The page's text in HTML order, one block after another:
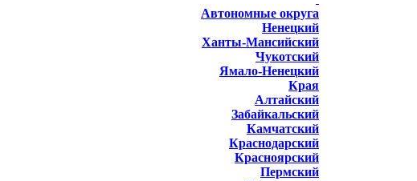
Автономные округа
Ненецкий
Ханты-Мансийский
Чукотский
Ямало-Ненецкий
Края
Алтайский
Забайкальский
Камчатский
Краснодарский
Красноярский
Пермский